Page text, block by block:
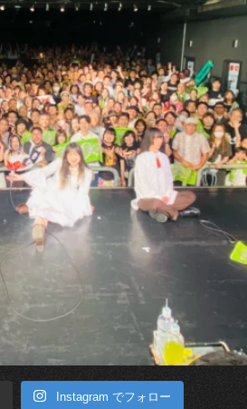
Instagram でフォロー